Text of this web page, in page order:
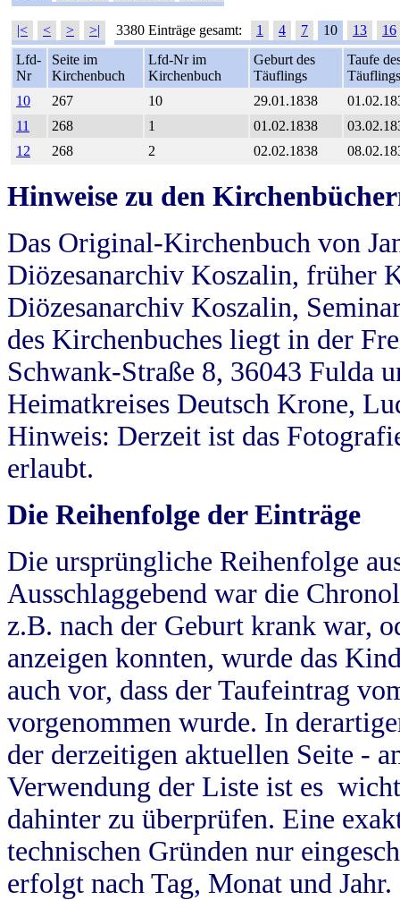
|< < > >| 3380 Einträge gesamt: 1 4 7 10 13
16
Lfd-
Nr
Seite im
Kirchenbuch
Lfd-Nr im
Kirchenbuch
Geburt des
Täuflings
Taufe
Täuflings
10
267 10 29.01.1838
11
268 1 01.02.1838
12
268 2 02.02.1838
Hinweise zu den
Das Original-Kirchenbuch von
Diözesanarchiv Koszalin, früher
Diözesanarchiv Koszalin,
des Kirchenbuches liegt in der
Schwank-Straße 8, 36043 Fulda
Heimatkreises Deutsch Krone,
Hinweis: Derzeit ist das
erlaubt.
Die Reihenfolge der Einträge
Die ursprüngliche Reihenfolge
Ausschlaggebend war die
z.B. nach der Geburt krank war,
anzeigen konnten, wurde das
auch vor, dass der Taufeintrag
vorgenommen wurde. In
der derzeitigen aktuellen Seite -
Verwendung der Liste ist es
dahinter zu überprüfen. Eine
technischen Gründen nur
erfolgt nach Tag, Monat und Jahr.